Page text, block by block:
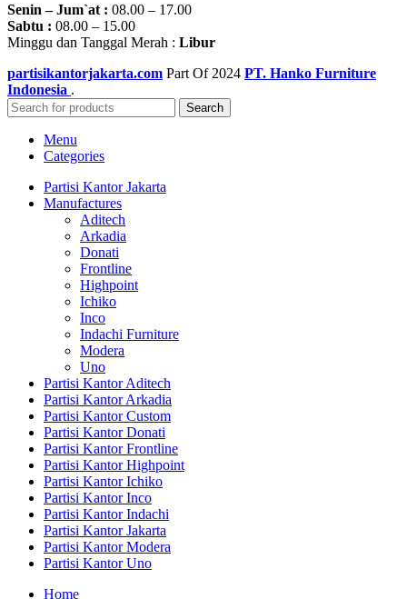
Senin – Jum`at : 08.00 – 17.00
Sabtu : 08.00 – 15.00
Minggu dan Tanggal Merah : Libur
partisikantorjakarta.com Part Of 2024 PT. Hanko Furniture
Indonesia .
Search
Menu
Categories
Partisi Kantor Jakarta
Manufactures
Aditech
Arkadia
Donati
Frontline
Highpoint
Ichiko
Inco
Indachi Furniture
Modera
Uno
Partisi Kantor Aditech
Partisi Kantor Arkadia
Partisi Kantor Custom
Partisi Kantor Donati
Partisi Kantor Frontline
Partisi Kantor Highpoint
Partisi Kantor Ichiko
Partisi Kantor Inco
Partisi Kantor Indachi
Partisi Kantor Jakarta
Partisi Kantor Modera
Partisi Kantor Uno
Home